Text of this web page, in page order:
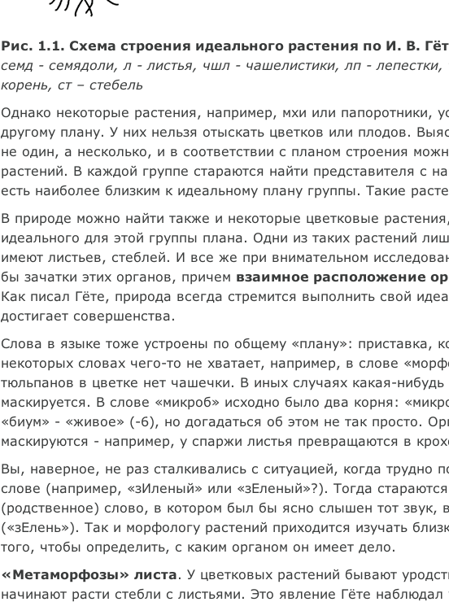
Рис. 1.1. Схема строения идеального растения по И. В.
семд - семядоли, л - листья, чшл - чашелистики, лп -
корень, ст – стебель
Однако некоторые растения, например, мхи или папоротники,
другому плану. У них нельзя отыскать цветков или плодов.
не один, а несколько, и в соответствии с планом строения
растений. В каждой группе стараются найти представителя с
есть наиболее близким к идеальному плану группы. Такие
В природе можно найти также и некоторые цветковые
идеального для этой группы плана. Одни из таких растений
имеют листьев, стеблей. И все же при внимательном
бы зачатки этих органов, причем взаимное расположение
Как писал Гёте, природа всегда стремится выполнить свой
достигает совершенства.
Слова в языке тоже устроены по общему «плану»: приставка,
некоторых словах чего-то не хватает, например, в слове
тюльпанов в цветке нет чашечки. В иных случаях какая-нибудь
маскируется. В слове «микроб» исходно было два корня:
«биум» - «живое» (-6), но догадаться об этом не так просто.
маскируются - например, у спаржи листья превращаются в
Вы, наверное, не раз сталкивались с ситуацией, когда трудно
слове (например, «зИленый» или «зЕленый»?). Тогда
(родственное) слово, в котором был бы ясно слышен тот звук,
(«зЕлень»). Так и морфологу растений приходится изучать
того, чтобы определить, с каким органом он имеет дело.
«Метаморфозы» листа. У цветковых растений бывают
начинают расти стебли с листьями. Это явление Гёте